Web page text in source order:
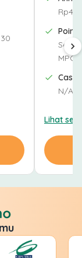
Point
MPC
N/A
Lihat